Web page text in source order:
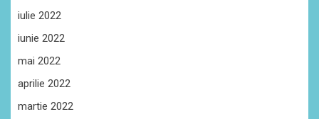
iulie 2022
iunie 2022
mai 2022
aprilie 2022
martie 2022